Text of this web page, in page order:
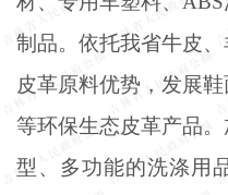
制品。依托我省牛皮
皮革原料优势，发展
等环保生态皮革产品
型、多功能的洗涤用